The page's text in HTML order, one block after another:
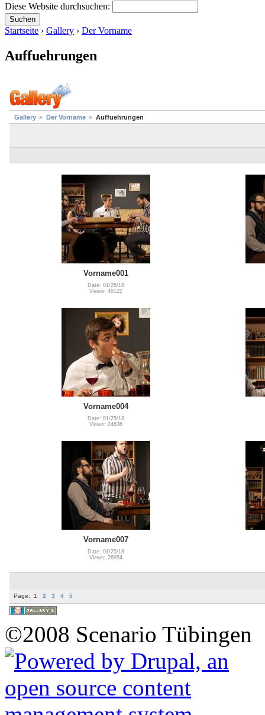
Diese Website durchsuchen:
Startseite › Gallery › Der Vorname
Auffuehrungen
Gallery Der Vorname Auffuehrungen
Vorname001
Date: 01/25/18
Views: 46122
Vorname004
Date: 01/25/18
Views: 24636
Vorname007
Date: 01/25/18
Views: 26954
Page: 1 2 3 4 5
©2008 Scenario Tübingen